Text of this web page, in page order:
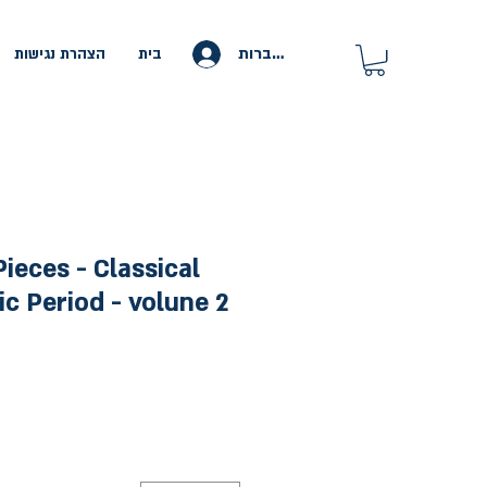
בית הצהרת נגישות להתחברות
- Classical
Period - volune 2